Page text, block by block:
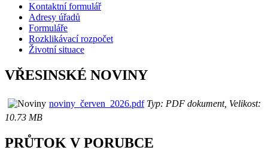
Kontaktní formulář
Adresy úřadů
Formuláře
Rozklikávací rozpočet
Životní situace
VŘESINSKÉ NOVINY
noviny_červen_2026.pdfTyp: PDF dokument, Velikost:
10.73 MB
PRŮTOK V PORUBCE